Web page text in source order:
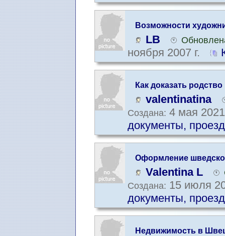
Возможности
LB
ноября 2007 г.
Как доказать
valentinatina
Создана: 4 мая
документы,
Оформление
Valentina L
Создана: 15 июля
документы,
Недвижимость в